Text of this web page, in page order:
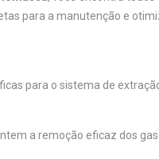
para a manutenção e
para o sistema de
a remoção eficaz dos